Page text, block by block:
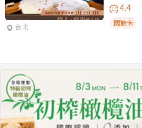
台北
4.4
國旅卡